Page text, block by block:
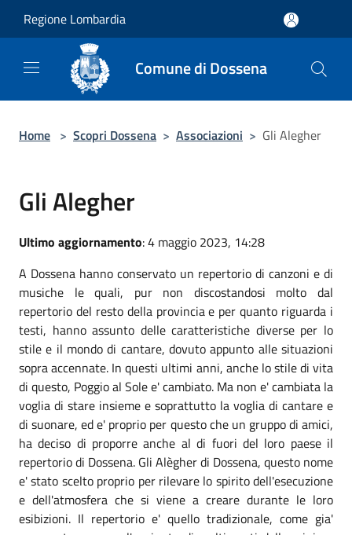
Regione Lombardia
Comune di Dossena
Home > Scopri Dossena > Associazioni > Gli Alegher
Gli Alegher
Ultimo aggiornamento: 4 maggio 2023, 14:28
A Dossena hanno conservato un repertorio di canzoni e di
musiche le quali, pur non discostandosi molto dal
repertorio del resto della provincia e per quanto riguarda i
testi, hanno assunto delle caratteristiche diverse per lo
stile e il mondo di cantare, dovuto appunto alle situazioni
sopra accennate. In questi ultimi anni, anche lo stile di vita
di questo, Poggio al Sole e' cambiato. Ma non e' cambiata la
voglia di stare insieme e soprattutto la voglia di cantare e
di suonare, ed e' proprio per questo che un gruppo di amici,
ha deciso di proporre anche al di fuori del loro paese il
repertorio di Dossena. Gli Alègher di Dossena, questo nome
e' stato scelto proprio per rilevare lo spirito dell'esecuzione
e dell'atmosfera che si viene a creare durante le loro
esibizioni. Il repertorio e' quello tradizionale, come gia'